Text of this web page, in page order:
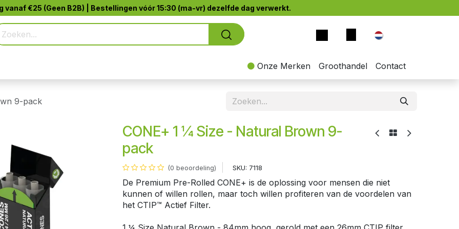
vanaf €25 (Geen B2B) | Bestellingen vóór 15:30 (ma-vr) dezelfde dag verwerkt.
Onze Merken Groothandel Contact
9-pack
CONE+ 1 ¼ Size - Natural Brown 9-
pack
(0 beoordeling) SKU: 7118
De Premium Pre-Rolled CONE+ is de oplossing voor mensen die niet
kunnen of willen rollen, maar toch willen profiteren van de voordelen van
het CTIP™ Actief Filter.